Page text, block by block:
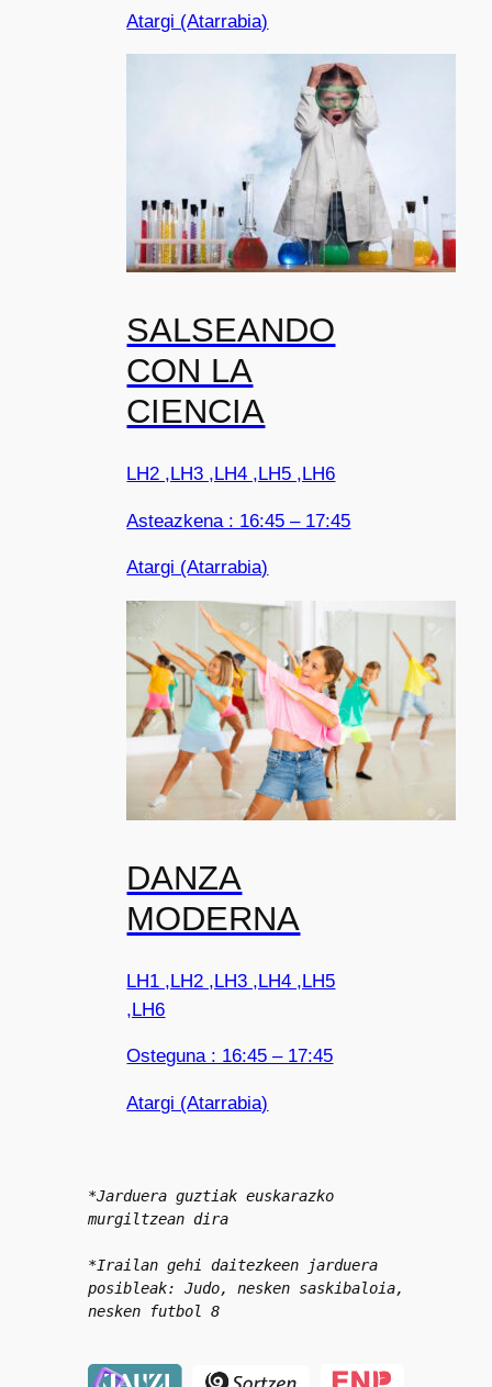
Atargi (Atarrabia)
SALSEANDO
CON LA
CIENCIA
LH2 ,LH3 ,LH4 ,LH5 ,LH6
Asteazkena : 16:45 – 17:45
Atargi (Atarrabia)
DANZA
MODERNA
LH1 ,LH2 ,LH3 ,LH4 ,LH5
,LH6
Osteguna : 16:45 – 17:45
Atargi (Atarrabia)
*Jarduera guztiak euskarazko
murgiltzean dira
*Irailan gehi daitezkeen jarduera
posibleak: Judo, nesken saskibaloia,
nesken futbol 8